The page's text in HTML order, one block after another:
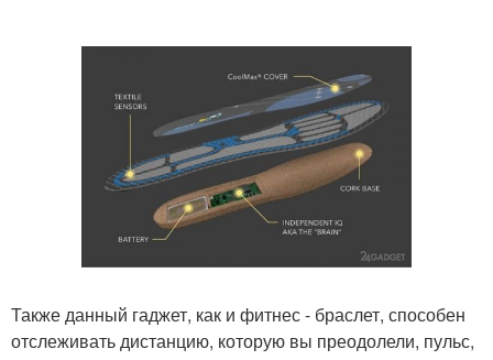
Также данный гаджет, как и фитнес - браслет, способен
отслеживать дистанцию, которую вы преодолели, пульс,